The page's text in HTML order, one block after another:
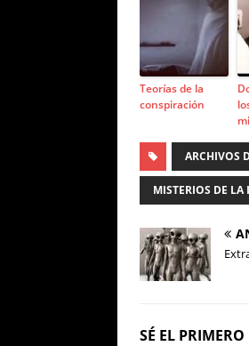
Teorías de la
conspiración
ARCHIVOS
MISTERIOS DE LA
SÉ EL